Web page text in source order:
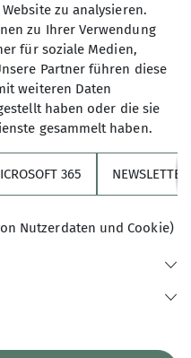
An unseren
bis zu 37 Grad heiß
niemanden
arbeiten
wir einfach nicht
wissen, ist, dass wir
werden, in der
unserer
Tagesevents
in Routen über einen
im Rahmen
noch
zu analysieren.
zu Ihrer Verwendung
für soziale Medien,
Partner führen diese
weiteren Daten
haben oder die sie
gesammelt haben.
365
Nutzerdaten und Cookie)